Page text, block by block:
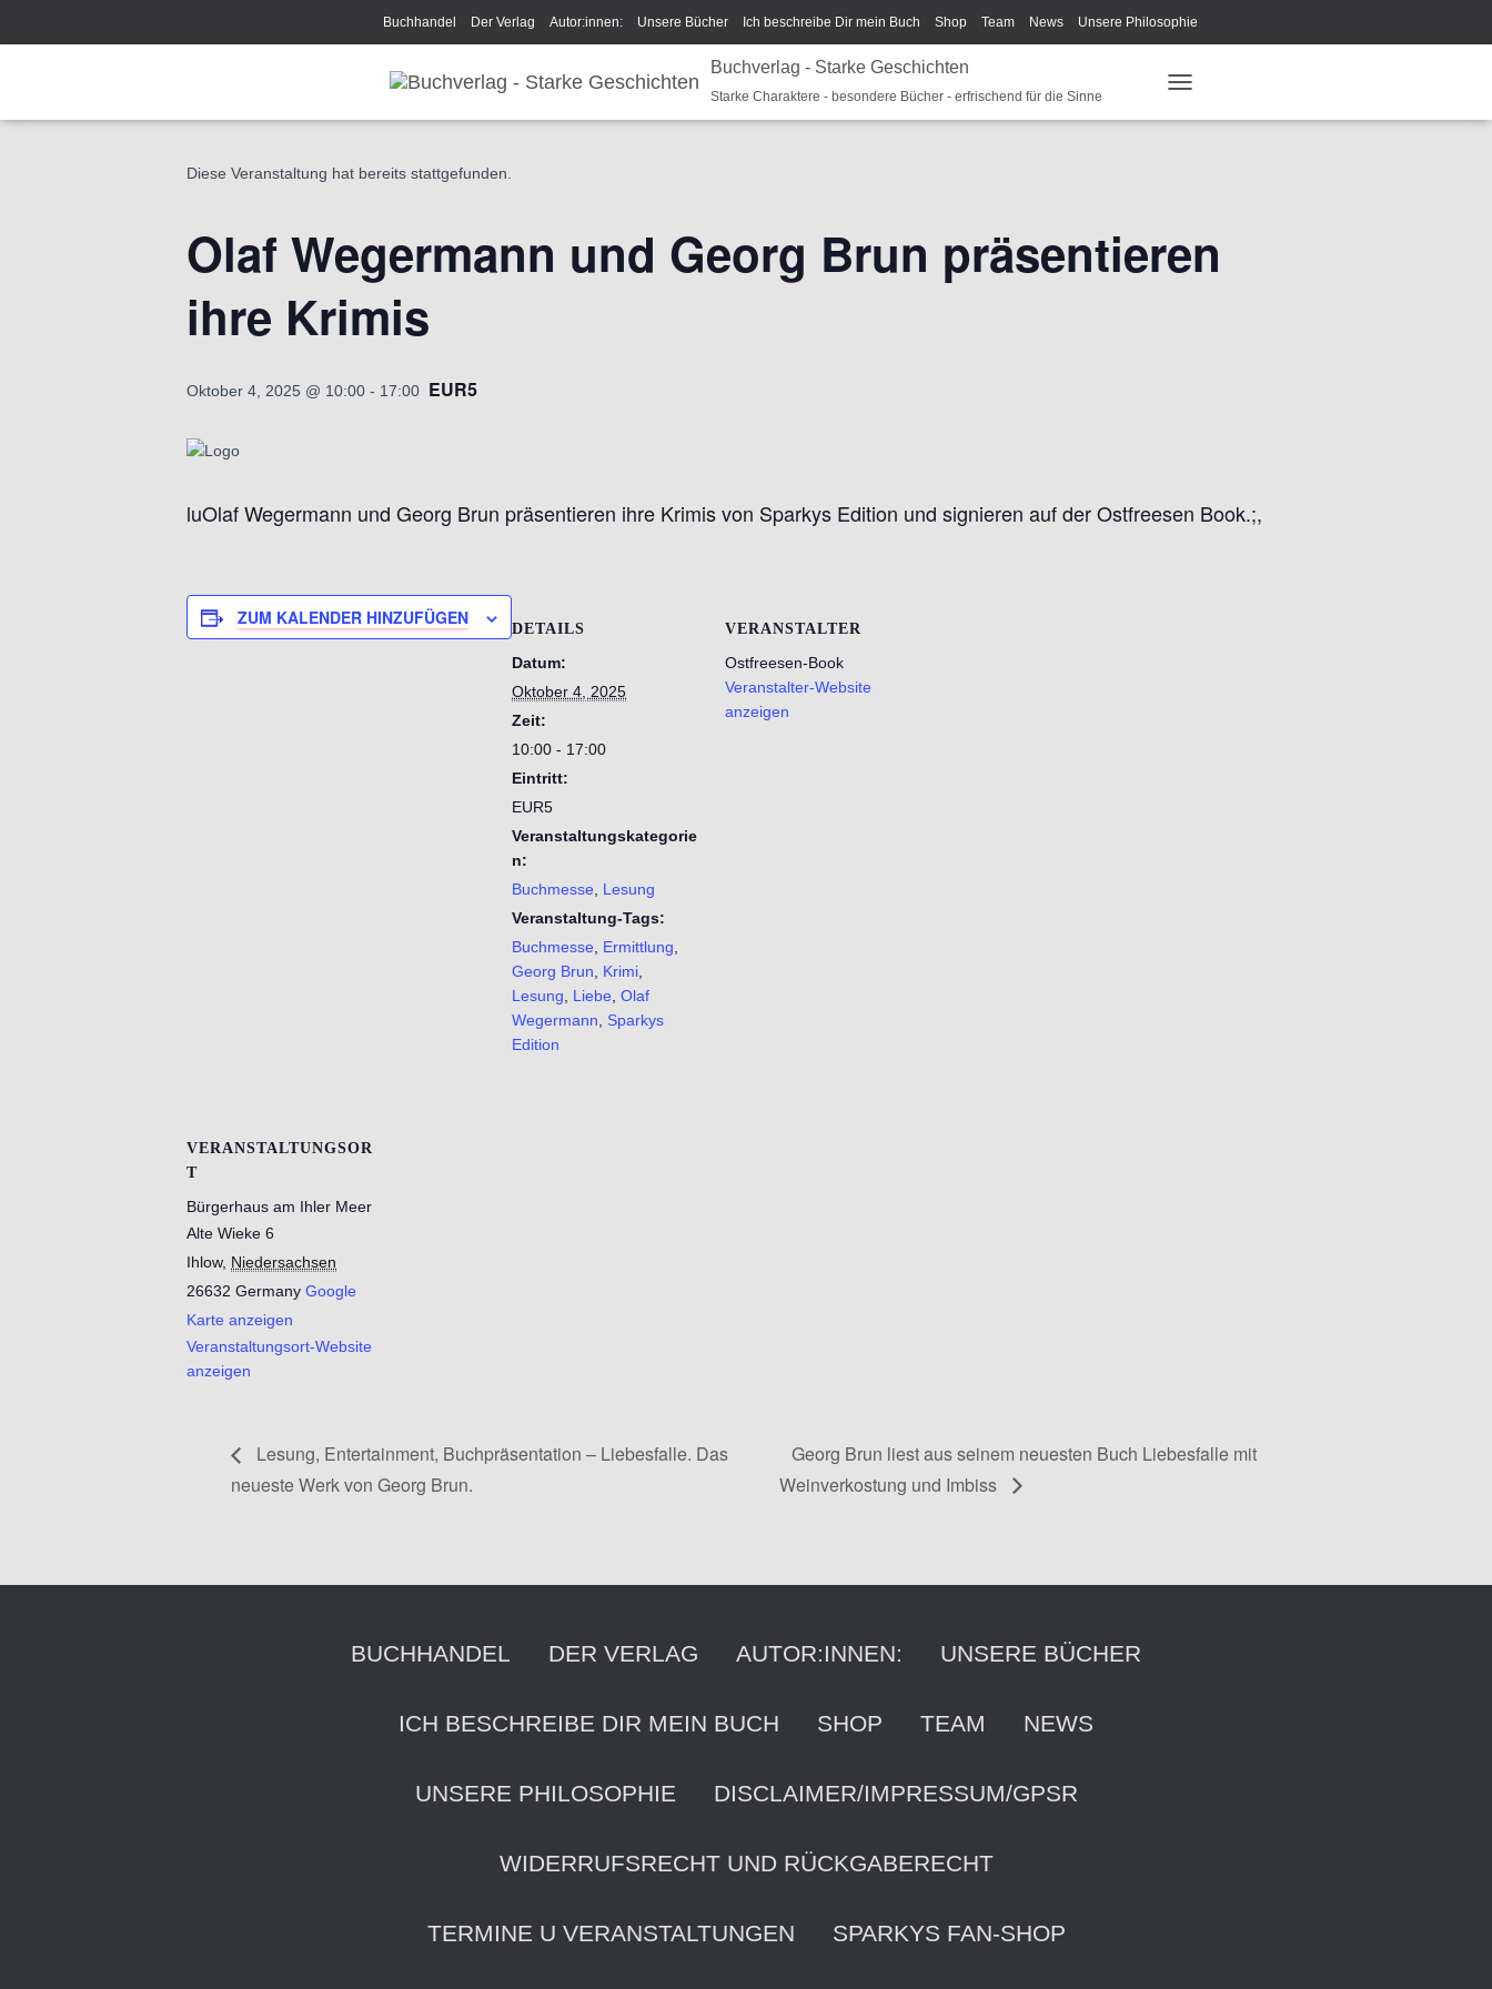
Buchhandel Der Verlag Autor:innen: Unsere Bücher Ich beschreibe Dir mein Buch Shop Team News Unsere Philosophie
Widerrufsrecht und Rückgaberecht Termine u Veranstaltungen Sparkys Fan-Shop
Buchverlag - Starke Geschichten
Starke Charaktere - besondere Bücher - erfrischend für die Sinne
A
I
O
Diese Veranstaltung hat bereits stattgefunden.
Olaf Wegermann und Georg Brun präsentieren
ihre Krimis
Oktober 4, 2025 @ 10:00 - 17:00 EUR5
luOlaf Wegermann und Georg Brun präsentieren ihre Krimis von Sparkys Edition und signieren auf der Ostfreesen Book.;,
ZUM KALENDER HINZUFÜGEN
DETAILS
Datum:
Oktober 4, 2025
Zeit:
10:00 - 17:00
Eintritt:
EUR5
Veranstaltungskategorie
n:
Buchmesse
Lesung
Veranstaltung-Tags:
Buchmesse
Ermittlung
Georg Brun
Krimi
Lesung
Liebe Olaf
Wegermann
Sparkys
Edition
VERANSTALTER
Ostfreesen-Book
Veranstalter-Website
anzeigen
VERANSTALTUNGSOR
T
Bürgerhaus am Ihler Meer
Alte Wieke 6
Ihlow, Niedersachsen
26632 Germany Google
Karte anzeigen
Veranstaltungsort-Website
anzeigen
Lesung, Entertainment, Buchpräsentation – Liebesfalle. Das
neueste Werk von Georg Brun.
Georg Brun liest aus seinem neuesten Buch Liebesfalle mit
Weinverkostung und Imbiss
BUCHHANDEL DER VERLAG AUTOR:INNEN: UNSERE BÜCHER
ICH BESCHREIBE DIR MEIN BUCH SHOP TEAM NEWS
UNSERE PHILOSOPHIE DISCLAIMER/IMPRESSUM/GPSR
WIDERRUFSRECHT UND RÜCKGABERECHT
TERMINE U VERANSTALTUNGEN SPARKYS FAN-SHOP